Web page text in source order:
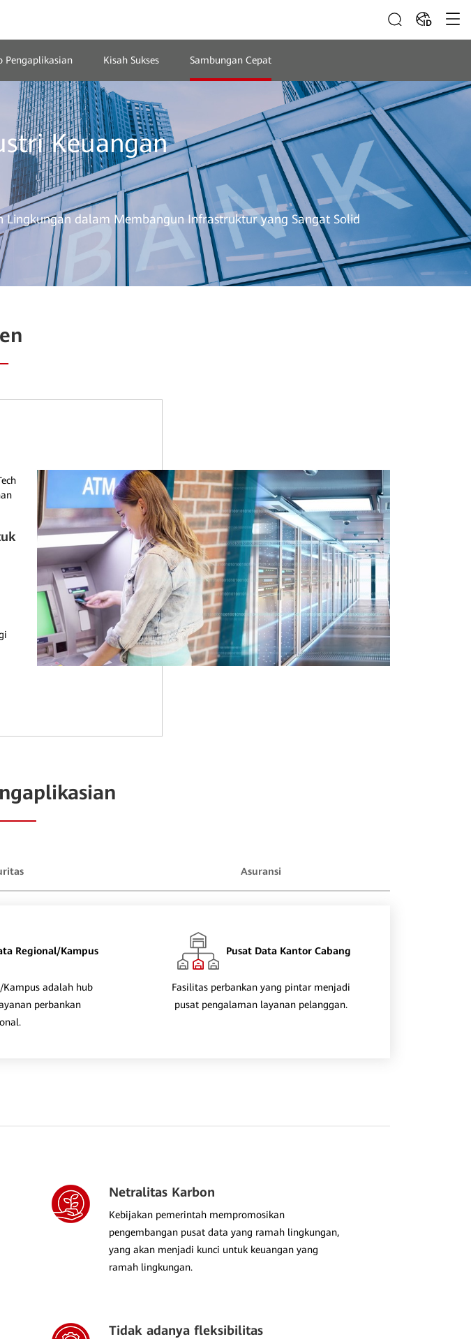
ID
Pengaplikasian Kisah Sukses Sambungan Cepat
Keuangan
dalam Membangun Infrastruktur yang Sangat Solid
Asuransi
Regional/Kampus
Kampus adalah hub
perbankan
Pusat Data Kantor Cabang
Fasilitas perbankan yang pintar menjadi
pusat pengalaman layanan pelanggan.
Netralitas Karbon
Kebijakan pemerintah mempromosikan
pengembangan pusat data yang ramah lingkungan,
yang akan menjadi kunci untuk keuangan yang
ramah lingkungan.
Tidak adanya fleksibilitas